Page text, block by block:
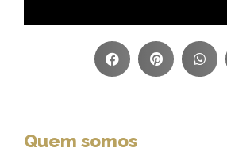
Quem somos